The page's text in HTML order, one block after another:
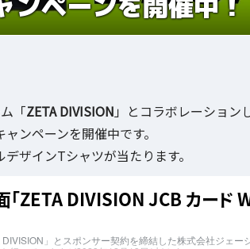
「ZETA DIVISION 」とコラボレーション
ンペーンを開催中です。
ザインTシャツが当たります。